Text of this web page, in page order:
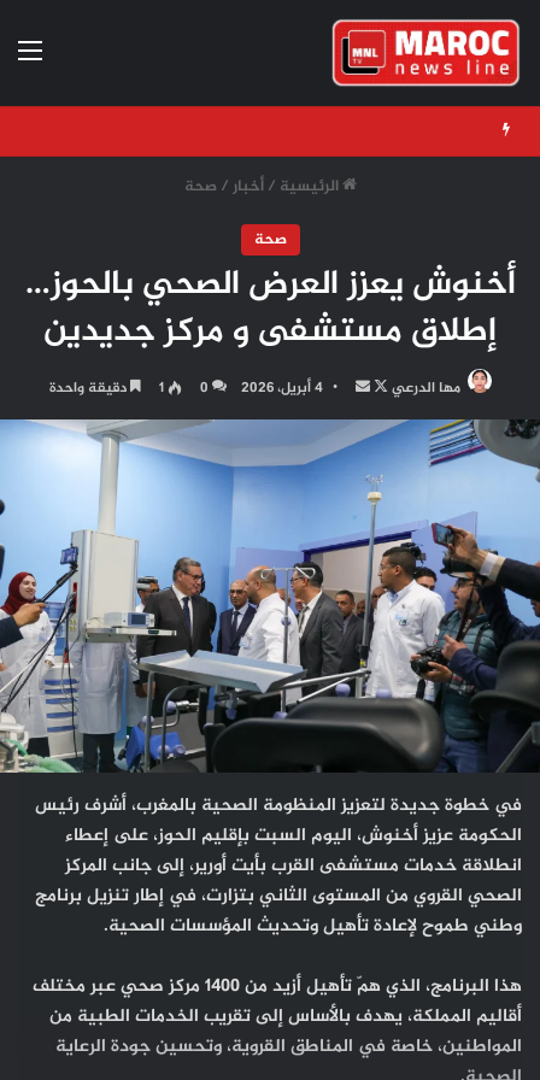
الرئيسية / أخبار/ صحة
صحة
أخنوش يعزز العرض الصحي بالحوز…
إطلاق مستشفى و مركز جديدين
مها الدرعي
تابع
على
X
أرسل
بريدا
إلكترونيا
4 أبريل، 2026 0
1 دقيقة واحدة
في خطوة جديدة لتعزيز المنظومة الصحية بالمغرب، أشرف رئيس
الحكومة عزيز أخنوش، اليوم السبت بإقليم الحوز، على إعطاء
انطلاقة خدمات مستشفى القرب بأيت أورير، إلى جانب المركز
الصحي القروي من المستوى الثاني بتزارت، في إطار تنزيل برنامج
وطني طموح لإعادة تأهيل وتحديث المؤسسات الصحية.
هذا البرنامج، الذي همّ تأهيل أزيد من 1400 مركز صحي عبر مختلف
أقاليم المملكة، يهدف بالأساس إلى تقريب الخدمات الطبية من
المواطنين، خاصة في المناطق القروية، وتحسين جودة الرعاية